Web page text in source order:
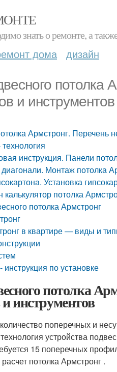
знать о ремонте, а
дома дизайн
потолка
и инструментов
Армстронг. Перечень
инструкция. Панели
Монтаж потолка
Установка
потолка
потолка Армстронг
в квартире — виды и
по установке
потолка
инструментов
поперечных и
устройства
15 поперечных
потолка Армстронг .